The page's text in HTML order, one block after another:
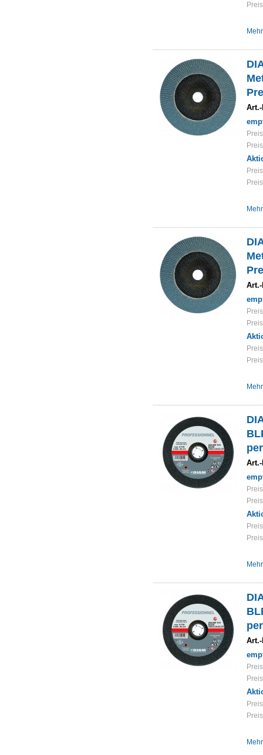
Art.-
Art.-
Art.-
Art.-